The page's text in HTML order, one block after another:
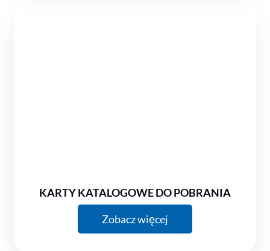
KARTY KATALOGOWE DO POBRANIA
Zobacz więcej